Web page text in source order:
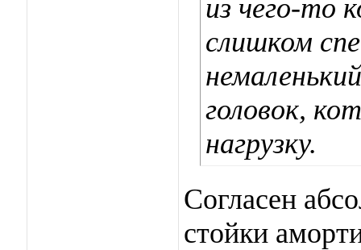
из чего-то
слишком
головок,
нагрузку.
Согласен
стойки